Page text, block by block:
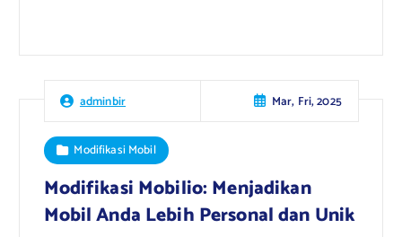
adminbir Mar, Fri, 2025
Modifikasi Mobil
Modifikasi Mobilio: Menjadikan
Mobil Anda Lebih Personal dan Unik